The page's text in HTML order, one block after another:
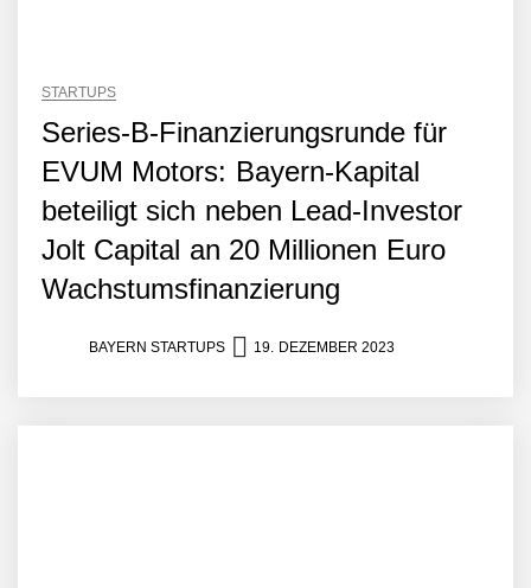
STARTUPS
Series-B-Finanzierungsrunde für
EVUM Motors: Bayern-Kapital
beteiligt sich neben Lead-Investor
Jolt Capital an 20 Millionen Euro
Wachstumsfinanzierung
BAYERN STARTUPS 19. DEZEMBER 2023